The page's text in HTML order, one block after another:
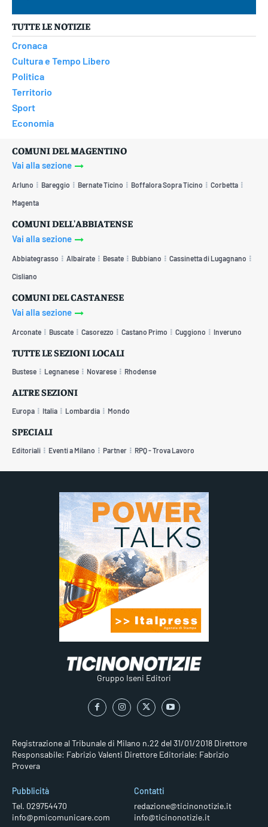
TUTTE LE NOTIZIE
Cronaca
Cultura e Tempo Libero
Politica
Territorio
Sport
Economia
COMUNI DEL MAGENTINO
Vai alla sezione
Arluno Bareggio Bernate Ticino Boffalora Sopra Ticino Corbetta
Magenta
COMUNI DELL'ABBIATENSE
Vai alla sezione
Abbiategrasso Albairate Besate Bubbiano Cassinetta di Lugagnano
Cisliano
COMUNI DEL CASTANESE
Vai alla sezione
Arconate Buscate Casorezzo Castano Primo Cuggiono Inveruno
TUTTE LE SEZIONI LOCALI
Bustese Legnanese Novarese Rhodense
ALTRE SEZIONI
Europa Italia Lombardia Mondo
SPECIALI
Editoriali Eventi a Milano Partner RPQ - Trova Lavoro
Gruppo Iseni Editori
Registrazione al Tribunale di Milano n.22 del 31/01/2018 Direttore
Responsabile: Fabrizio Valenti Direttore Editoriale: Fabrizio
Provera
Pubblicità
Tel. 029754470
info@pmicomunicare.com
Contatti
redazione@ticinonotizie.it
info@ticinonotizie.it